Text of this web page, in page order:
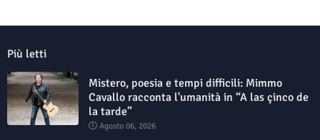
Più letti
Mistero, poesia e tempi difficili: Mimmo
Cavallo racconta l'umanità in “A las çinco de
la tarde”
Agosto 06, 2026